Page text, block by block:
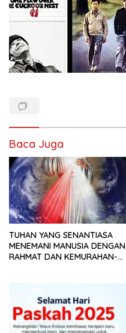
Baca Juga
TUHAN YANG SENANTIASA
MENEMANI MANUSIA DENGAN
RAHMAT DAN KEMURAHAN-